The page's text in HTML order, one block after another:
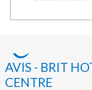
AVIS - BRIT
CENTRE